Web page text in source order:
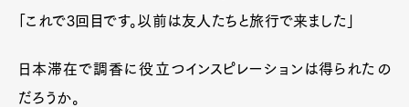
「これで3回目です。以前は友人たちと旅行で来ました」
日本滞在で調香に役立つインスピレーションは得られたの
だろうか。